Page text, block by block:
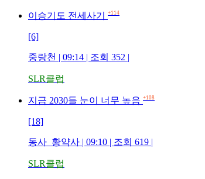
이승기도 전세사기 +114
[6]
중랑천 | 09:14 | 조회 352 |
SLR클럽
지금 2030들 눈이 너무 높음 +108
[18]
동사_황약사 | 09:10 | 조회 619 |
SLR클럽